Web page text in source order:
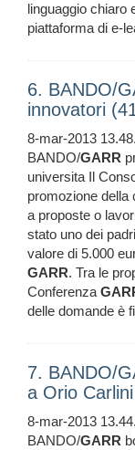
linguaggio chiaro
piattaforma di e-
6. BANDO/
innovatori
8-mar-2013
BANDO/GARR
universita Il
promozione della
a proposte o
stato uno dei
valore di 5.000
GARR. Tra le
Conferenza
delle domande è
7. BANDO/
a Orio
8-mar-2013
BANDO/GARR